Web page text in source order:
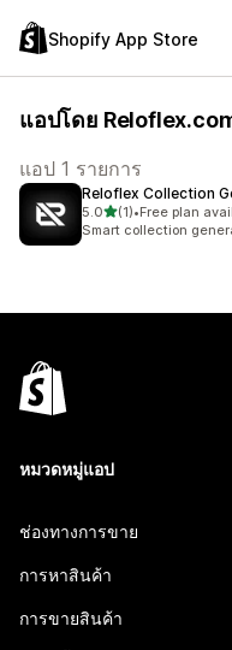
Shopify App Store
แอปโดย
แอป 1 รายการ
Reloflex Collection
5.0เต็ม 5 ดาว
(1)
ทั้งหมด 1 รีวิว
•Free plan
Smart collection
หมวดหมู่แอป
ช่องทางการขาย
การหาสินค้า
การขายสินค้า